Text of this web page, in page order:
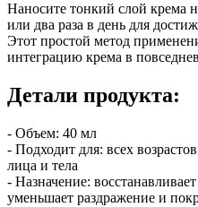
Наносите тонкий слой крема
или два раза в день для
Этот простой метод
интеграцию крема в
Детали продукта:
- Объем: 40 мл
- Подходит для: всех
лица и тела
- Назначение:
уменьшает раздражение и